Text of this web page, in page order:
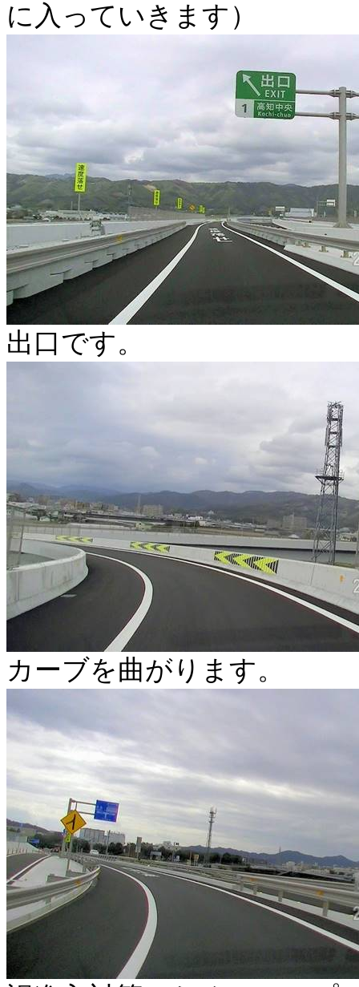
に入っていきます）
出口です。
カーブを曲がります。